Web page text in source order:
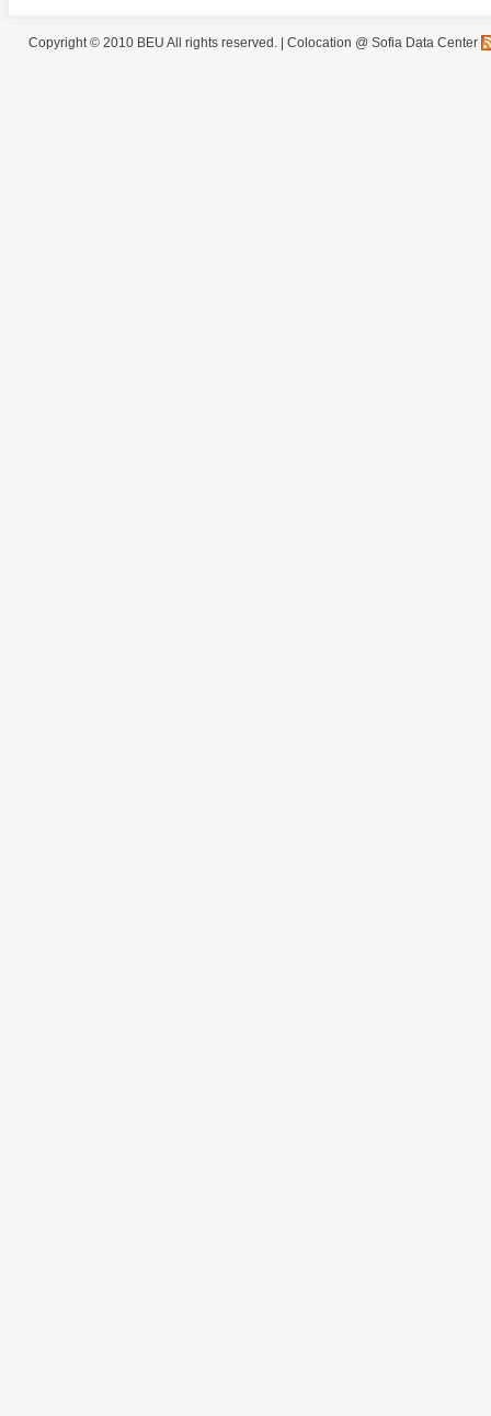
Copyright © 2010 BEU All rights reserved. | Colocation @ Sofia Data Center